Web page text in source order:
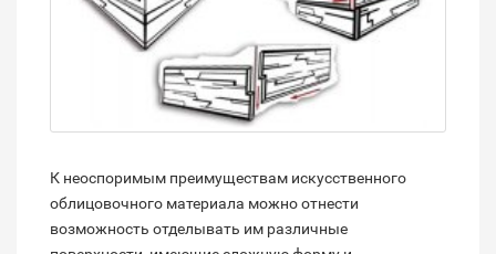
К неоспоримым преимуществам искусственного
облицовочного материала можно отнести
возможность отделывать им различные